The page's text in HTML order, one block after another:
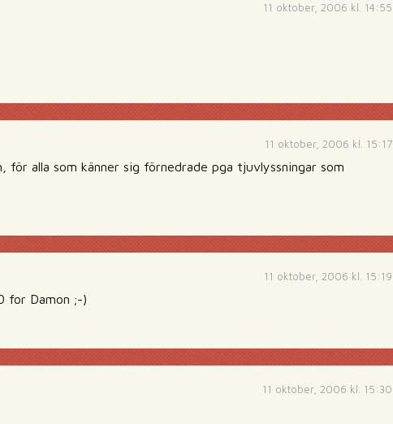
11 oktober, 2006 kl. 14:55
11 oktober, 2006 kl. 15:17
alla som känner sig förnedrade pga tjuvlyssningar som
11 oktober, 2006 kl. 15:19
for Damon ;-)
11 oktober, 2006 kl. 15:30